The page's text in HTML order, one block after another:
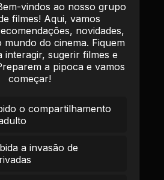
vindos ao nosso grupo
filmes! Aqui, vamos
novidades,
do cinema. Fiquem
interagir, sugerir filmes e
a pipoca e vamos
começar!
o compartilhamento
a invasão de